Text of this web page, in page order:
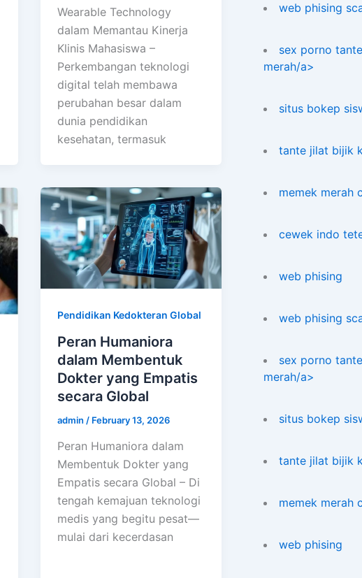
Wearable Technology
dalam Memantau Kinerja
Klinis Mahasiswa –
Perkembangan teknologi
digital telah membawa
perubahan besar dalam
dunia pendidikan
kesehatan, termasuk
Pendidikan Kedokteran Global
Peran Humaniora
dalam Membentuk
Dokter yang Empatis
secara Global
admin / February 13, 2026
Peran Humaniora dalam
Membentuk Dokter yang
Empatis secara Global – Di
tengah kemajuan teknologi
medis yang begitu pesat—
mulai dari kecerdasan
web phising
sex porno
merah/a>
situs bokep
tante jilat bijik
memek merah
cewek indo
web phising
web phising
sex porno
merah/a>
situs bokep
tante jilat bijik
memek merah
web phising